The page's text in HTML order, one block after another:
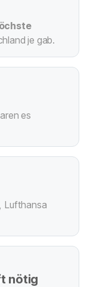
je gab.
es
Lufthansa
nötig